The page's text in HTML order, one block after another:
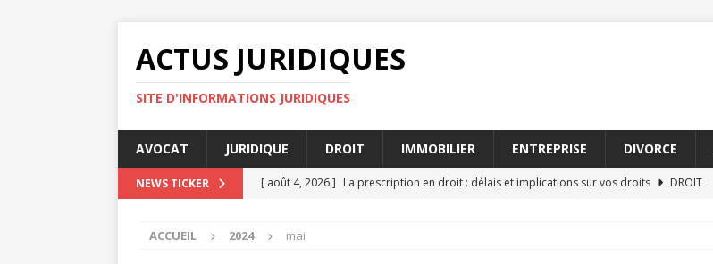
ACTUS JURIDIQUES
SITE D'INFORMATIONS JURIDIQUES
AVOCAT JURIDIQUE DROIT IMMOBILIER ENTREPRISE DIVORCE
NEWS TICKER [ août 4, 2026 ] La prescription en droit : délais et implications sur vos droits
DROIT
DROIT
ACCUEIL 2024 mai